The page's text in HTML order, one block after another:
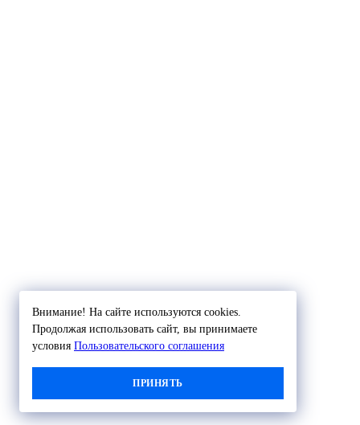
Внимание! На сайте используются cookies.
Продолжая использовать сайт, вы принимаете
условия Пользовательского соглашения
ПРИНЯТЬ